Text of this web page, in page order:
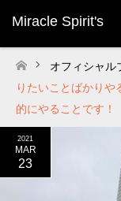
Miracle Spirit's
ホーム
オフィシャル
りたいことばかり
的にやることです！
2021
MAR
23